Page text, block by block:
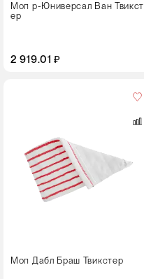
Моп р-Юниверсал Ван Твикст
ер
2 919.01 ₽
Моп Дабл Браш Твикстер
Размер,